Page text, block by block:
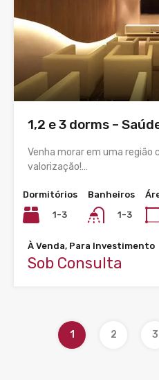
1,2 e 3 dorms –
Venha morar em uma região
valorização!…
Dormitórios
1-3
Banheiros
1-3
À Venda, Para Investimento
Sob Consulta
1 2 3